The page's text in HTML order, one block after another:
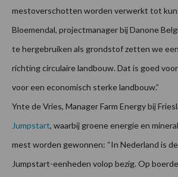
mestoverschotten worden verwerkt tot
Bloemendal, projectmanager bij Danone
te hergebruiken als grondstof zetten we
richting circulaire landbouw. Dat is goed
voor een economisch sterke landbouw.”
Ynte de Vries, Manager Farm Energy bij
Jumpstart, waarbij groene energie en
mest worden gewonnen: “In Nederland is
Jumpstart-eenheden volop bezig. Op